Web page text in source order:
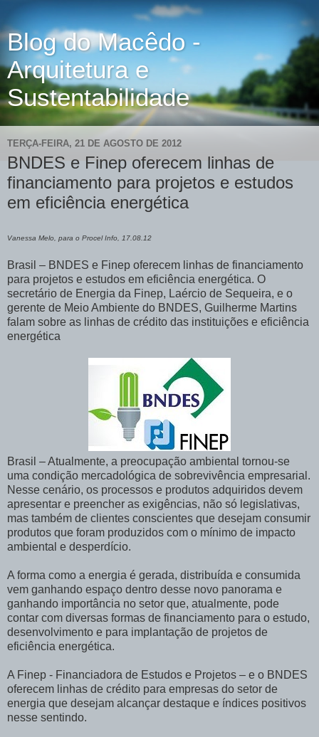
Blog do Macêdo -
Arquitetura e
Sustentabilidade
TERÇA-FEIRA, 21 DE AGOSTO DE 2012
BNDES e Finep oferecem linhas de
financiamento para projetos e estudos
em eficiência energética
Vanessa Melo, para o Procel Info, 17.08.12
Brasil – BNDES e Finep oferecem linhas de financiamento
para projetos e estudos em eficiência energética. O
secretário de Energia da Finep, Laércio de Sequeira, e o
gerente de Meio Ambiente do BNDES, Guilherme Martins
falam sobre as linhas de crédito das instituições e eficiência
energética
Brasil – Atualmente, a preocupação ambiental tornou-se
uma condição mercadológica de sobrevivência empresarial.
Nesse cenário, os processos e produtos adquiridos devem
apresentar e preencher as exigências, não só legislativas,
mas também de clientes conscientes que desejam consumir
produtos que foram produzidos com o mínimo de impacto
ambiental e desperdício.
A forma como a energia é gerada, distribuída e consumida
vem ganhando espaço dentro desse novo panorama e
ganhando importância no setor que, atualmente, pode
contar com diversas formas de financiamento para o estudo,
desenvolvimento e para implantação de projetos de
eficiência energética.
A Finep - Financiadora de Estudos e Projetos – e o BNDES
oferecem linhas de crédito para empresas do setor de
energia que desejam alcançar destaque e índices positivos
nesse sentindo.